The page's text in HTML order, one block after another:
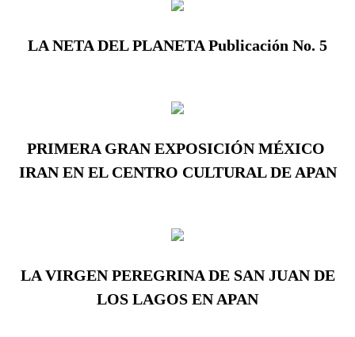
LA NETA DEL PLANETA Publicación No. 5
PRIMERA GRAN EXPOSICIÓN MÉXICO 
IRAN EN EL CENTRO CULTURAL DE APAN
LA VIRGEN PEREGRINA DE SAN JUAN DE
LOS LAGOS EN APAN